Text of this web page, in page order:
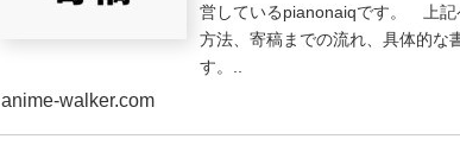
営しているpianonaiqです。 上記
方法、寄稿までの流れ、具体的な
す。..
anime-walker.com